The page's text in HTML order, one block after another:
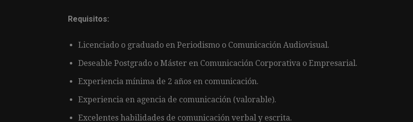
Requisitos:
Licenciado o graduado en Periodismo o Comunicación Audiovisual.
Deseable Postgrado o Máster en Comunicación Corporativa o Empresarial.
Experiencia mínima de 2 años en comunicación.
Experiencia en agencia de comunicación (valorable).
Excelentes habilidades de comunicación verbal y escrita.